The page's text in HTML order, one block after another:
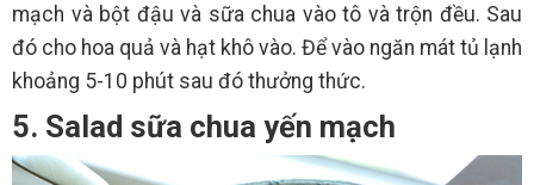
mạch và bột đậu và sữa chua vào tô và trộn đều. Sau
đó cho hoa quả và hạt khô vào. Để vào ngăn mát tủ lạnh
khoảng 5-10 phút sau đó thưởng thức.
5. Salad sữa chua yến mạch